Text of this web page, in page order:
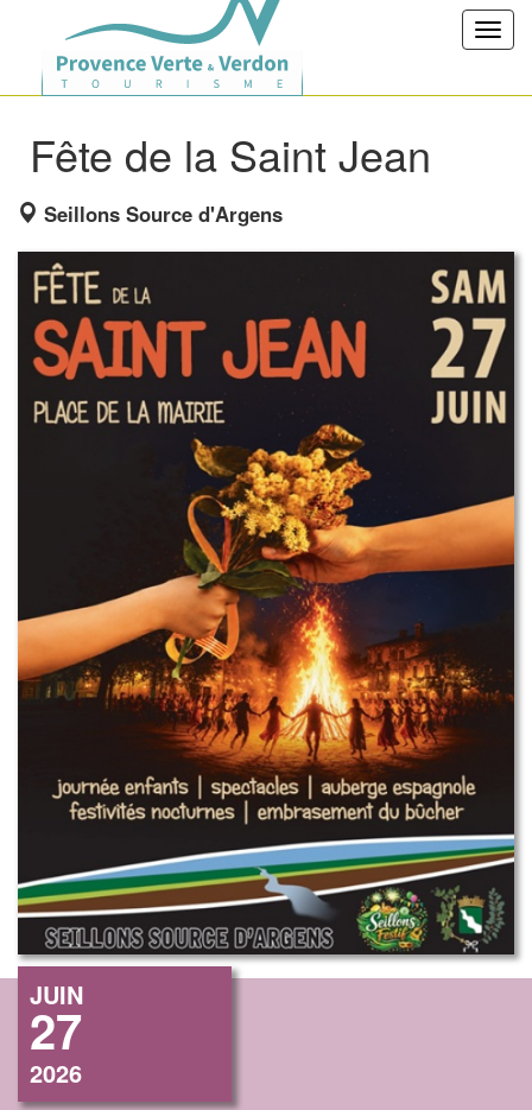
Fête de la Saint Jean
Seillons Source d'Argens
JUIN
27
2026